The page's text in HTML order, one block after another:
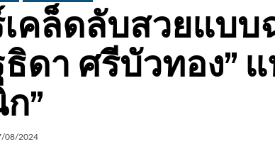
คล็ดลับสวยแบ
ดา ศรีบัวทอง”
”
08/2024